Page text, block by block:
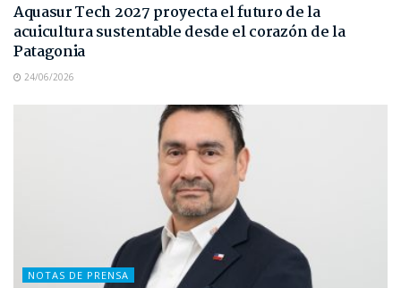
Aquasur Tech 2027 proyecta el futuro de la
acuicultura sustentable desde el corazón de la
Patagonia
24/06/2026
NOTAS DE PRENSA